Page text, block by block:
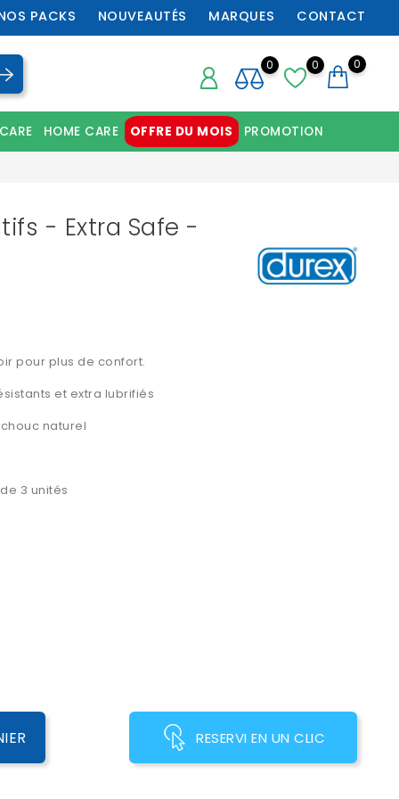
PACKS NOUVEAUTÉS MARQUES CONTACT
0 0
0
HOME CARE OFFRE DU MOIS PROMOTION
- Extra Safe -
pour plus de confort.
et extra lubrifiés
naturel
3 unités
RESERVI EN UN CLIC